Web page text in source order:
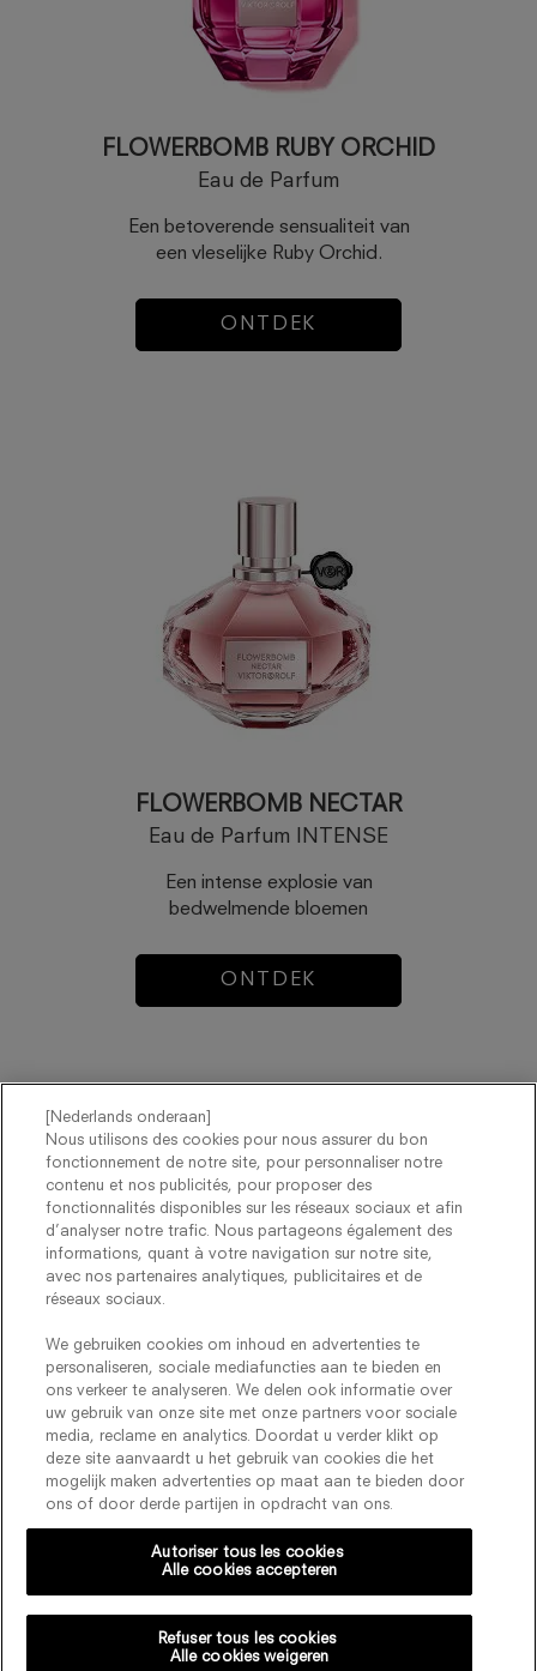
FLOWERBOMB RUBY ORCHID
Eau de Parfum
Een betoverende sensualiteit van
een vleselijke Ruby Orchid.
ONTDEK
FLOWERBOMB NECTAR
Eau de Parfum INTENSE
Een intense explosie van
bedwelmende bloemen
ONTDEK
Volg ons :
CONTACTEER ONS ALGEMENE VOORWAARDEN
PRIVACYBELEID PRIVACY INSTELLINGEN
Persoonsgegevens verzameld via dit formulier worden verwerkt
voor Viktor&Rolf om uw registratie te verwerken en onze
nieuwsbrief te versturen. U heeft het recht op bekendmaking,
correctie, toevoeging en verwijdering van gegevens die aan u
[Nederlands onderaan]
Nous utilisons des cookies pour nous assurer du bon
fonctionnement de notre site, pour personnaliser notre
contenu et nos publicités, pour proposer des
fonctionnalités disponibles sur les réseaux sociaux et afin
d’analyser notre trafic. Nous partageons également des
informations, quant à votre navigation sur notre site,
avec nos partenaires analytiques, publicitaires et de
réseaux sociaux.
We gebruiken cookies om inhoud en advertenties te
personaliseren, sociale mediafuncties aan te bieden en
ons verkeer te analyseren. We delen ook informatie over
uw gebruik van onze site met onze partners voor sociale
media, reclame en analytics. Doordat u verder klikt op
deze site aanvaardt u het gebruik van cookies die het
mogelijk maken advertenties op maat aan te bieden door
ons of door derde partijen in opdracht van ons.
Refuser tous les cookies
Alle cookies weigeren
Autoriser tous les cookies
Alle cookies accepteren